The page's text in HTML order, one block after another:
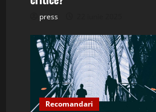
press
Recomandari